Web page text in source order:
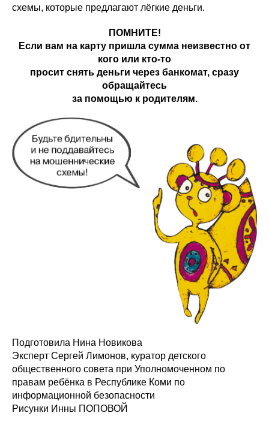
схемы, которые предлагают лёгкие деньги.
ПОМНИТЕ!
Если вам на карту пришла сумма неизвестно от
кого или кто-то
просит снять деньги через банкомат, сразу
обращайтесь
за помощью к родителям.
Подготовила Нина Новикова
Эксперт Сергей Лимонов, куратор детского
общественного совета при Уполномоченном по
правам ребёнка в Республике Коми по
информационной безопасности
Рисунки Инны ПОПОВОЙ